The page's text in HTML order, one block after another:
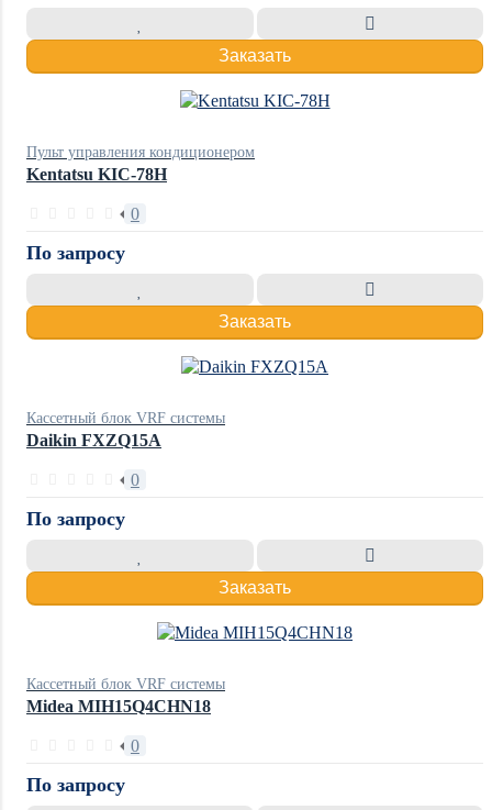
Заказать
Пульт управления кондиционером
Kentatsu KIC-78H
0
По запросу
Заказать
Кассетный блок VRF системы
Daikin FXZQ15A
0
По запросу
Заказать
Кассетный блок VRF системы
Midea MIH15Q4CHN18
0
По запросу